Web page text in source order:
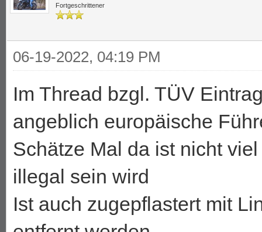
Fortgeschrittener
06-19-2022, 04:19 PM
Im Thread bzgl. TÜV
angeblich europäische
Schätze Mal da ist nicht
illegal sein wird
Ist auch zugepflastert mit